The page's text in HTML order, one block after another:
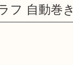
フ 自動巻き